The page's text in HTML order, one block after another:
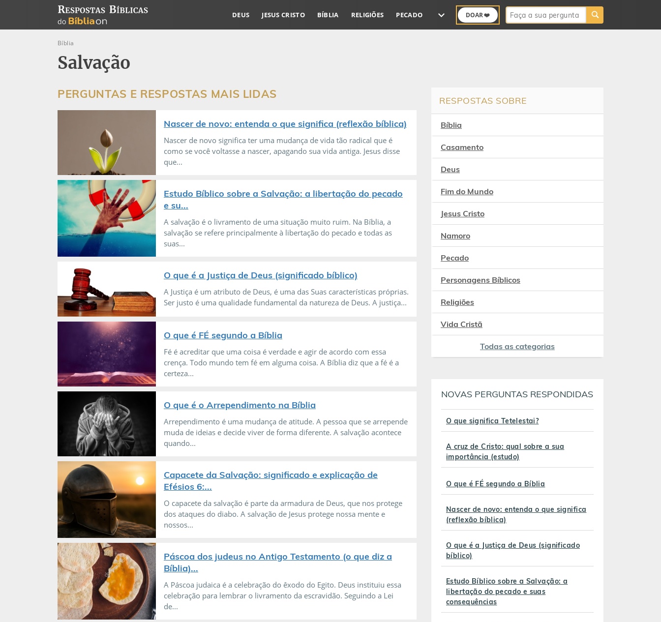
DEUS JESUS CRISTO BÍBLIA RELIGIÕES PECADO DOAR ❤️ Buscar:
Bíblia
Salvação
PERGUNTAS E RESPOSTAS MAIS LIDAS
Nascer de novo: entenda o que significa (reflexão bíblica)
Nascer de novo significa ter uma mudança de vida tão radical que é
como se você voltasse a nascer, apagando sua vida antiga. Jesus disse
que...
Estudo Bíblico sobre a Salvação: a libertação do pecado
e su...
A salvação é o livramento de uma situação muito ruim. Na Bíblia, a
salvação se refere principalmente à libertação do pecado e todas as
suas...
O que é a Justiça de Deus (significado bíblico)
A Justiça é um atributo de Deus, é uma das Suas características próprias.
Ser justo é uma qualidade fundamental da natureza de Deus. A justiça...
O que é FÉ segundo a Bíblia
Fé é acreditar que uma coisa é verdade e agir de acordo com essa
crença. Todo mundo tem fé em alguma coisa. A Bíblia diz que a fé é a
certeza...
O que é o Arrependimento na Bíblia
Arrependimento é uma mudança de atitude. A pessoa que se arrepende
muda de ideias e decide viver de forma diferente. A salvação acontece
quando...
Capacete da Salvação: significado e explicação de
Efésios 6:...
O capacete da salvação é parte da armadura de Deus, que nos protege
dos ataques do diabo. A salvação de Jesus protege nossa mente e
nossos...
Páscoa dos judeus no Antigo Testamento (o que diz a
Bíblia)...
A Páscoa judaica é a celebração do êxodo do Egito. Deus instituiu essa
celebração para lembrar o livramento da escravidão. Seguindo a Lei
de...
RESPOSTAS SOBRE
Bíblia
Casamento
Deus
Fim do Mundo
Jesus Cristo
Namoro
Pecado
Personagens Bíblicos
Religiões
Vida Cristã
Todas as categorias
NOVAS PERGUNTAS RESPONDIDAS
O que significa Tetelestai?
A cruz de Cristo: qual sobre a sua
importância (estudo)
O que é FÉ segundo a Bíblia
Nascer de novo: entenda o que significa
(reflexão bíblica)
O que é a Justiça de Deus (significado
bíblico)
Estudo Bíblico sobre a Salvação: a
libertação do pecado e suas
consequências